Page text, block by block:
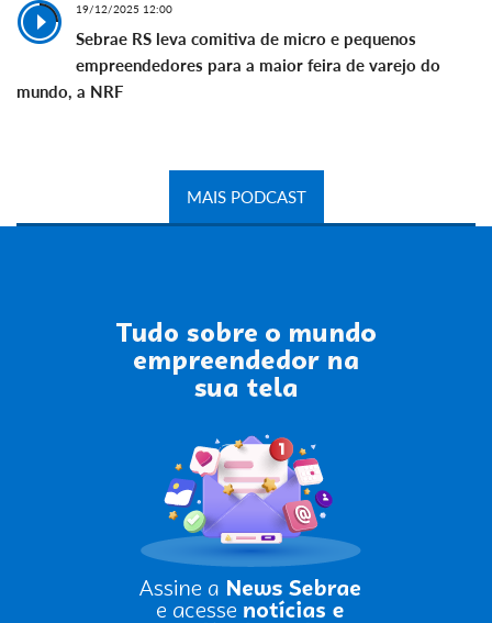
19/12/2025 12:00
Sebrae RS leva comitiva de micro e pequenos
empreendedores para a maior feira de varejo do
mundo, a NRF
MAIS PODCAST